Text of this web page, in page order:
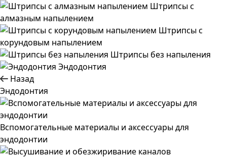
Штрипсы c
алмазным напылением
Штрипсы c
корундовым напылением
Штрипсы без напыления
Эндодонтия
Назад
Эндодонтия
Вспомогательные материалы и аксессуары для
эндодонтии